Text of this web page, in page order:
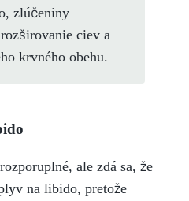
zlúčeniny
ciev a
krvného obehu.
ale zdá sa, že
na libido, pretože